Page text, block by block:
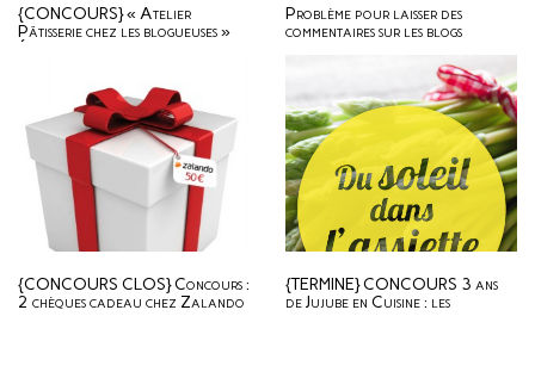
{CONCOURS} « Atelier
Pâtisserie chez les blogueuses »
Problème pour laisser des
commentaires sur les blogs
mails) le pourquoi du comment !
{CONCOURS CLOS} Concours :
2 chèques cadeau chez Zalando
{TERMINE} CONCOURS 3 ans
de Jujube en Cuisine : les